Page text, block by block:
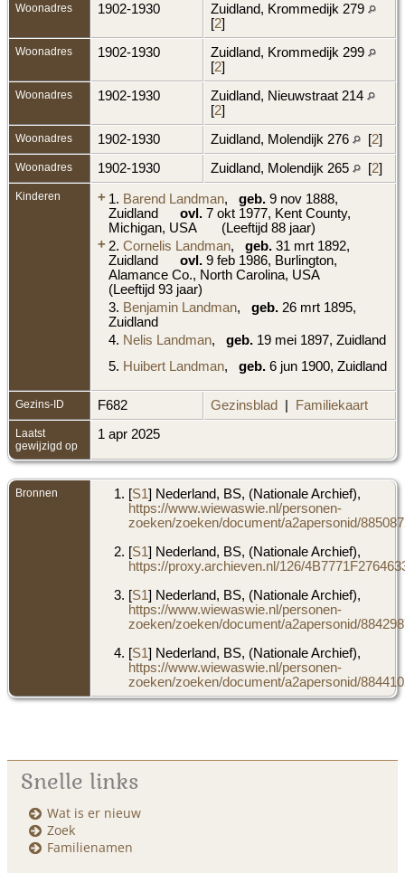
Woonadres 1902-1930
Zuidland, Krommedijk 279
[2]
Woonadres 1902-1930
Zuidland, Krommedijk 299
[2]
Woonadres 1902-1930
Zuidland, Nieuwstraat 214
[2]
Woonadres 1902-1930 Zuidland, Molendijk 276 [2]
Woonadres 1902-1930 Zuidland, Molendijk 265 [2]
Kinderen + 1. Barend Landman, geb. 9 nov 1888,
Zuidland
ovl. 7 okt 1977, Kent County,
Michigan, USA
(Leeftijd 88 jaar)
+ 2. Cornelis Landman, geb. 31 mrt 1892,
Zuidland
ovl. 9 feb 1986, Burlington,
Alamance Co., North Carolina, USA
(Leeftijd 93 jaar)
3. Benjamin Landman, geb. 26 mrt 1895,
Zuidland
4. Nelis Landman, geb. 19 mei 1897, Zuidland
5. Huibert Landman, geb. 6 jun 1900, Zuidland
Gezins-ID F682 Gezinsblad Familiekaart
Laatst
gewijzigd op
1 apr 2025
Bronnen [S1 ] Nederland, BS, (Nationale Archief),
https://www.wiewaswie.nl/personen-
zoeken/zoeken/document/a2apersonid/
[S1 ] Nederland, BS, (Nationale Archief),
https://proxy.archieven.nl/126/
[S1 ] Nederland, BS, (Nationale Archief),
https://www.wiewaswie.nl/personen-
zoeken/zoeken/document/a2apersonid/
[S1 ] Nederland, BS, (Nationale Archief),
https://www.wiewaswie.nl/personen-
zoeken/zoeken/document/a2apersonid/
Snelle links
Wat is er nieuw
Zoek
Familienamen